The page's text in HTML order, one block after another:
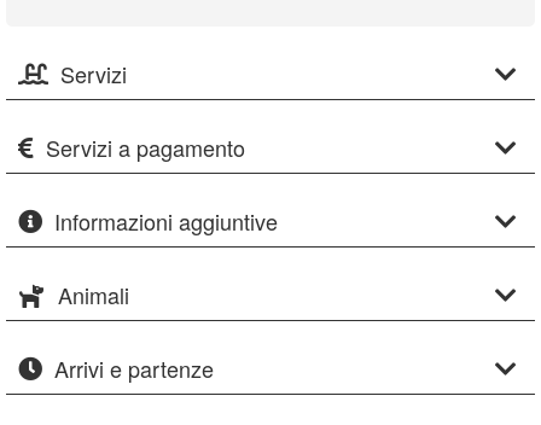
Servizi
Servizi a pagamento
Informazioni aggiuntive
Animali
Arrivi e partenze